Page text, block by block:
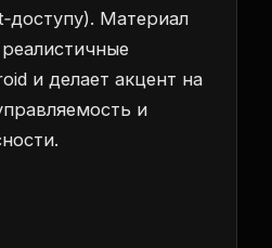
Материал
и делает акцент на
и